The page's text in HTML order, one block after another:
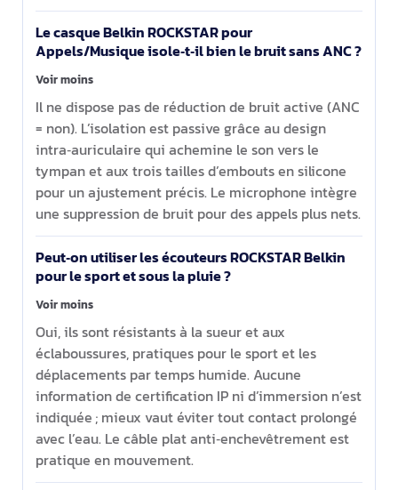
Le casque Belkin ROCKSTAR pour
Appels/Musique isole‑t‑il bien le bruit sans ANC ?
Voir moins
Il ne dispose pas de réduction de bruit active (ANC
= non). L’isolation est passive grâce au design
intra‑auriculaire qui achemine le son vers le
tympan et aux trois tailles d’embouts en silicone
pour un ajustement précis. Le microphone intègre
une suppression de bruit pour des appels plus nets.
Peut‑on utiliser les écouteurs ROCKSTAR Belkin
pour le sport et sous la pluie ?
Voir moins
Oui, ils sont résistants à la sueur et aux
éclaboussures, pratiques pour le sport et les
déplacements par temps humide. Aucune
information de certification IP ni d’immersion n’est
indiquée ; mieux vaut éviter tout contact prolongé
avec l’eau. Le câble plat anti‑enchevêtrement est
pratique en mouvement.